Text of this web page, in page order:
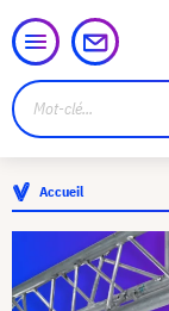
Accueil